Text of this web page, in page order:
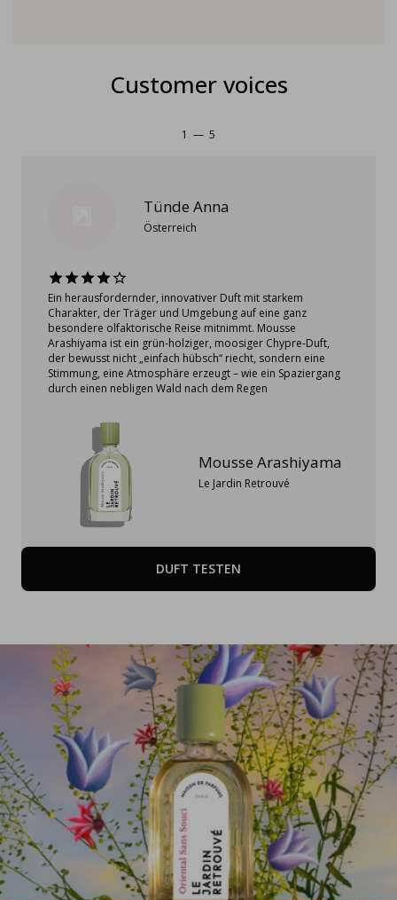
Customer voices
1 — 5
Tünde Anna
Österreich
Ein herausfordernder, innovativer Duft mit starkem
Charakter, der Träger und Umgebung auf eine ganz
besondere olfaktorische Reise mitnimmt. Mousse
Arashiyama ist ein grün‑holziger, moosiger Chypre‑Duft,
der bewusst nicht „einfach hübsch“ riecht, sondern eine
Stimmung, eine Atmosphäre erzeugt – wie ein Spaziergang
durch einen nebligen Wald nach dem Regen
Mousse Arashiyama
Le Jardin Retrouvé
DUFT TESTEN